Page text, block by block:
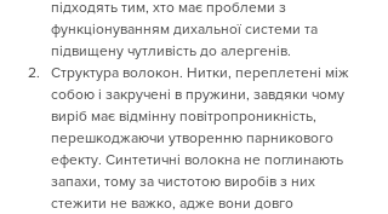
підходять тим, хто має проблеми з
функціонуванням дихальної системи та
підвищену чутливість до алергенів.
Структура волокон. Нитки, переплетені між
собою і закручені в пружини, завдяки чому
виріб має відмінну повітропроникність,
перешкоджаючи утворенню парникового
ефекту. Синтетичні волокна не поглинають
запахи, тому за чистотою виробів з них
стежити не важко, адже вони довго